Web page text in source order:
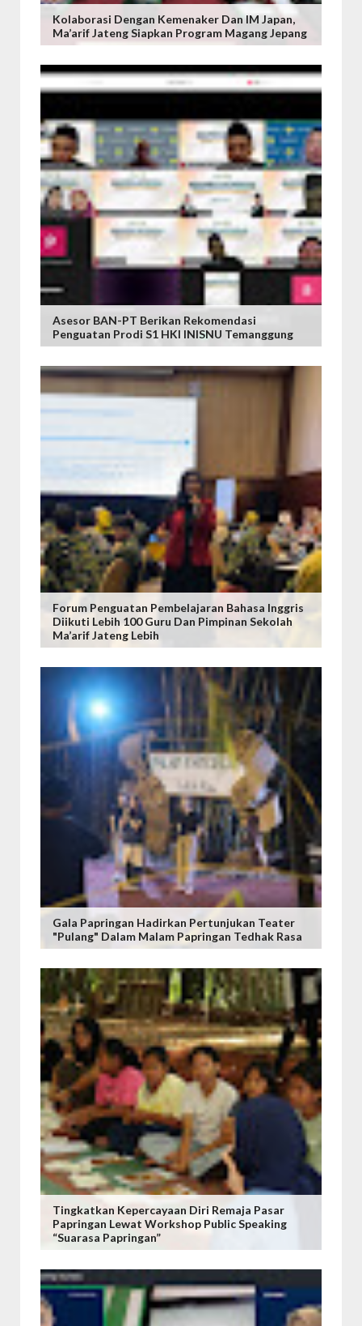
Kolaborasi Dengan Kemenaker Dan IM Japan,
Ma’arif Jateng Siapkan Program Magang Jepang
Asesor BAN-PT Berikan Rekomendasi
Penguatan Prodi S1 HKI INISNU Temanggung
Forum Penguatan Pembelajaran Bahasa Inggris
Diikuti Lebih 100 Guru Dan Pimpinan Sekolah
Ma’arif Jateng Lebih
Gala Papringan Hadirkan Pertunjukan Teater
"Pulang" Dalam Malam Papringan Tedhak Rasa
Tingkatkan Kepercayaan Diri Remaja Pasar
Papringan Lewat Workshop Public Speaking
“Suarasa Papringan”